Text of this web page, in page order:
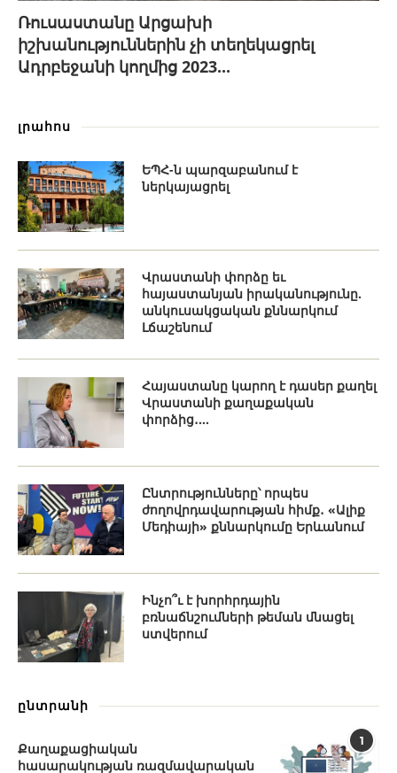
Ռուսաստանը Արցախի
իշխանություններին չի տեղեկացրել
Ադրբեջանի կողմից 2023...
լրահոս
ԵՊՀ-ն պարզաբանում է
ներկայացրել
Վրաստանի փորձը եւ
հայաստանյան իրականությունը.
անկուսակցական քննարկում
Լճաշենում
Հայաստանը կարող է դասեր քաղել
Վրաստանի քաղաքական
փորձից․...
Ընտրությունները՝ որպես
ժողովրդավարության հիմք․ «Ալիք
Մեդիայի» քննարկումը Երևանում
Ինչո՞ւ է խորհրդային
բռնաճնշումների թեման մնացել
ստվերում
ընտրանի
1
Քաղաքացիական
հասարակության ռազմավարական